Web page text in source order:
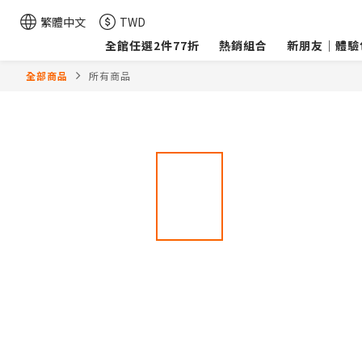
繁體中文
TWD
全館任選2件77折
熱銷組合 新朋友｜體
全部商品 所有商品